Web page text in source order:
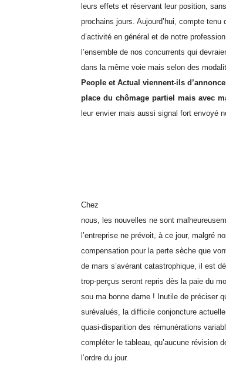
leurs effets et réservant leur position,
prochains jours. Aujourd’hui, compte tenu
d’activité en général et de notre
l’ensemble de nos concurrents qui
dans la même voie mais selon des
People et Actual viennent-ils
place du chômage partiel mais avec
leur envier mais aussi signal fort envoyé
Chez
nous, les nouvelles ne sont
l’entreprise ne prévoit, à ce jour, malgré
compensation pour la perte sèche que
de mars s’avérant catastrophique, il est
trop-perçus seront repris dès la paie du
sou ma bonne dame ! Inutile de préciser
surévalués, la difficile conjoncture
quasi-disparition des rémunérations
compléter le tableau, qu’aucune révision
l’ordre du jour.